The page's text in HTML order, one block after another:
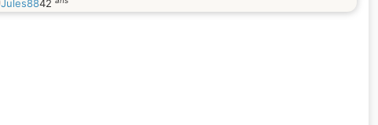
Jules8842